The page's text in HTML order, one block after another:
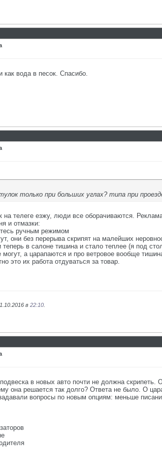
вода в песок. Спасибо.
только при больших углах? типа при
телеге езжу, люди все оборачиваются.
и отмазки:
ручным режимом
они без перерыва скрипят на малейших
в салоне тишина и стало теплее (я под
могут, а царапаются и про ветровое вообще
это их работа отдуваться за товар.
в 22:10
в новых авто почти не должна
она решается так долго? Ответа не было. О
вопросы по новым опциям: меньше